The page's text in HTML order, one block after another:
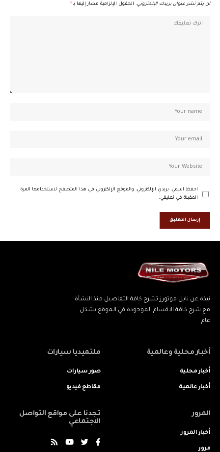
لن يتم نشر عنوان بريدك الإلكتروني. الحقول الإلزامية مشار إليها بـ *
احفظ اسمي، بريدي الإلكتروني، والموقع الإلكتروني في هذا المتصفح لاستخدامها المرة
المقبلة في تعليقي.
نبذة عن نايل موتورز تشرح كافة التفاصيل منذ النشأة
مع شرح كافة الاقسام الموجودة في الموقع بشكل
عام
أخبار محلية وعالمية
أخبار محلية
أخبار عالمية
ملتميديا سيارات
صور سيارات
مقاطع فيديو
المرور
أخبار المرور
مرور
تجدنا على مواقع التواصل
الاجتماعي